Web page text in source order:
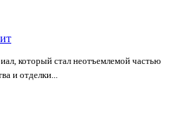
который стал неотъемлемой частью
и отделки...